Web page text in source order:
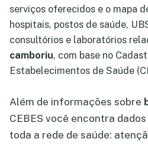
serviços oferecidos e o mapa
hospitais, postos de saúde,
consultórios e laboratórios
camboriu, com base no
Estabelecimentos de Saúde
Além de informações sobre
CEBES você encontra
toda a rede de saúde: